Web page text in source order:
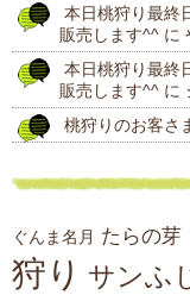
本日桃狩り最終
販売します^^ に
本日桃狩り最終
販売します^^ に
桃狩りのお客さ
ぐんま名月 たらの芽
狩り サンふ